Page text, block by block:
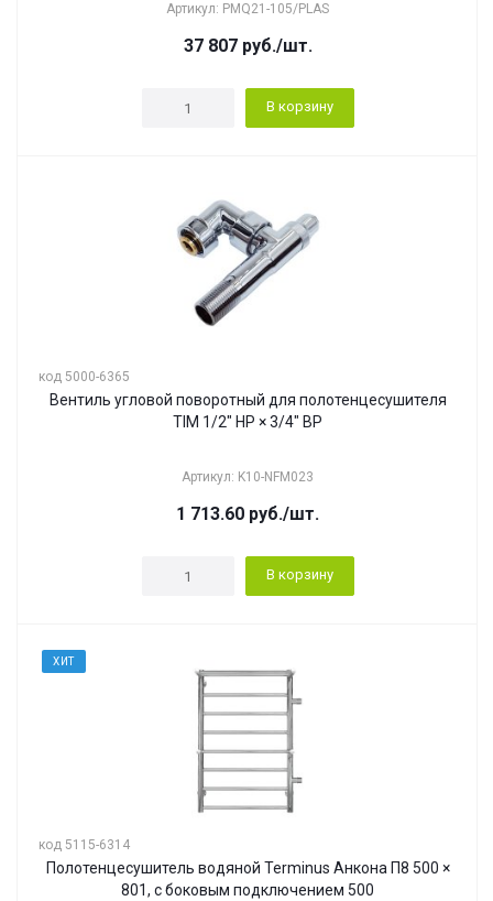
Артикул: PMQ21-105/PLAS
37 807руб./шт.
В корзину
код 5000-6365
Вентиль угловой поворотный для полотенцесушителя
TIM 1/2" НР × 3/4" ВР
Артикул: K10-NFM023
1 713.60 руб./шт.
В корзину
ХИТ
код 5115-6314
Полотенцесушитель водяной Terminus Анкона П8 500 ×
801, с боковым подключением 500